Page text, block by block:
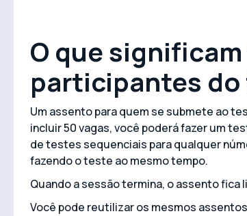
O que
participantes do
Um assento para quem se submete ao
incluir 50 vagas, você poderá fazer um
de testes sequenciais para qualquer
fazendo o teste ao mesmo tempo.
Quando a sessão termina, o assento fica
Você pode reutilizar os mesmos